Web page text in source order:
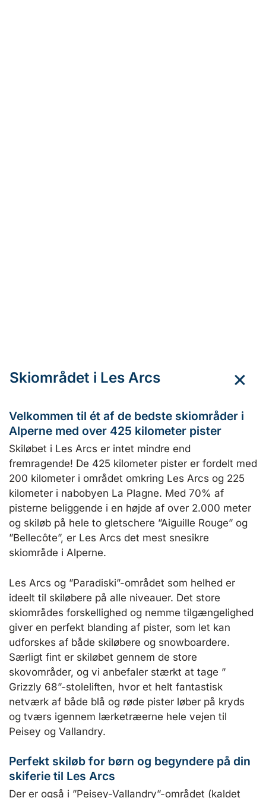
Skiområdet i Les Arcs
Velkommen til ét af de bedste skiområder i
Alperne med over 425 kilometer pister
Skiløbet i Les Arcs er intet mindre end
fremragende! De 425 kilometer pister er fordelt med
200 kilometer i området omkring Les Arcs og 225
kilometer i nabobyen La Plagne. Med 70% af
pisterne beliggende i en højde af over 2.000 meter
og skiløb på hele to gletschere ”Aiguille Rouge” og
”Bellecôte”, er Les Arcs det mest snesikre
skiområde i Alperne.
Les Arcs og ”Paradiski”-området som helhed er
ideelt til skiløbere på alle niveauer. Det store
skiområdes forskellighed og nemme tilgængelighed
giver en perfekt blanding af pister, som let kan
udforskes af både skiløbere og snowboardere.
Særligt fint er skiløbet gennem de store
skovområder, og vi anbefaler stærkt at tage ”​​
Grizzly 68”-stoleliften, hvor et helt fantastisk
netværk af både blå og røde pister løber på kryds
og tværs igennem lærketræerne hele vejen til
Peisey og Vallandry.
Perfekt skiløb for børn og begyndere på din
skiferie til Les Arcs
Der er også i ”Peisey-Vallandry”-området (kaldet